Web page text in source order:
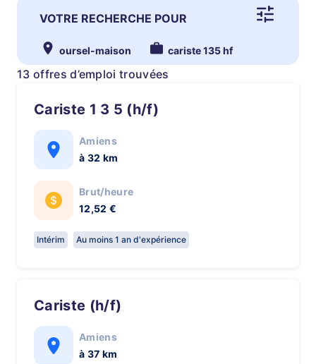
VOTRE RECHERCHE POUR
oursel-maison cariste 135 hf
13 offres d’emploi trouvées
Cariste 1 3 5 (h/f)
Amiens
à 32 km
Brut/heure
12,52 €
Intérim Au moins 1 an d'expérience
Cariste (h/f)
Amiens
à 37 km